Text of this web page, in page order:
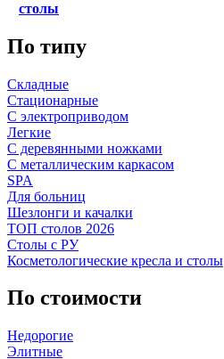
столы
По типу
Складные
Стационарные
С электроприводом
Легкие
С деревянными ножками
С металлическим каркасом
SPA
Для больниц
Шезлонги и качалки
ТОП столов 2026
Столы с РУ
Косметологические кресла и столы
По стоимости
Недорогие
Элитные